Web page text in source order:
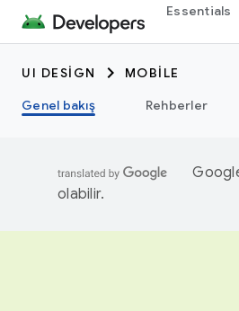
Essentials
UI DESIGN
MOBILE
Genel bakış
Rehberler
olabilir.